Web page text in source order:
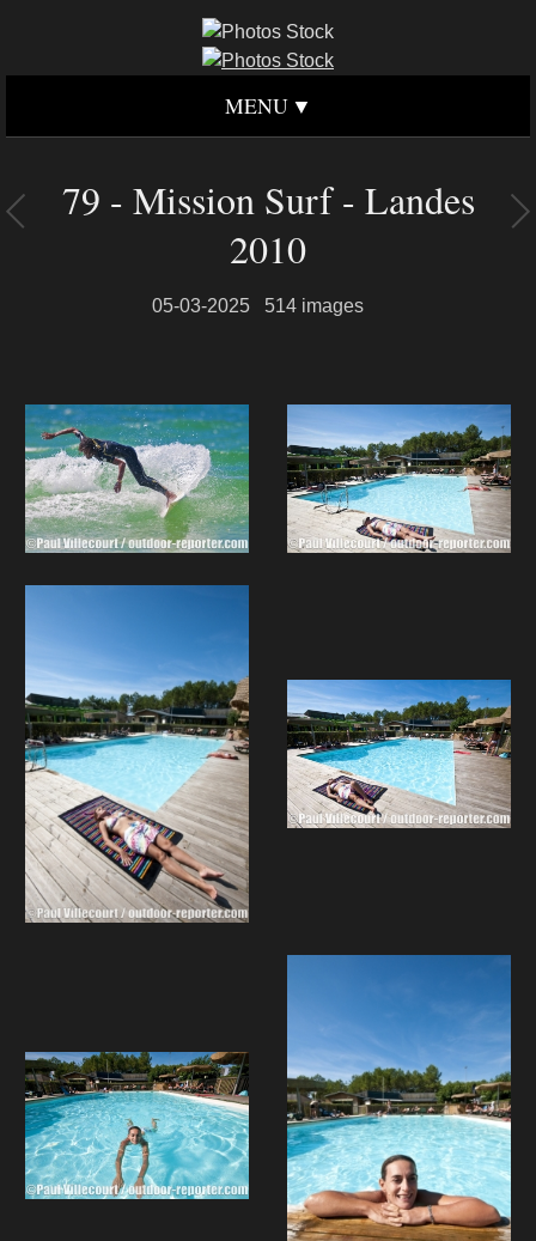
MENU
79 - Mission Surf - Landes
2010
05-03-2025 514 images